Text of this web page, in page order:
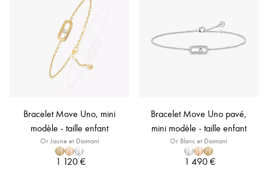
Bracelet Move Uno, mini
modèle - taille enfant
Or Jaune et Diamant
1 120 €
Bracelet Move Uno pavé,
mini modèle - taille enfant
Or Blanc et Diamant
1 490 €